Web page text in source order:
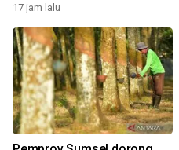
17 jam lalu